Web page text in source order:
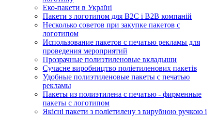
Еко-пакети в Україні
Пакети з логотипом для B2C і B2B компаній
Несколько советов при закупке пакетов с
логотипом
Использование пакетов с печатью рекламы для
проведения мероприятий
Прозрачные полиэтиленовые вкладыши
Сучасне виробництво поліетиленових пакетів
Удобные полиэтиленовые пакеты с печатью
рекламы
Пакеты из полиэтилена с печатью - фирменные
пакеты с логотипом
Якісні пакети з поліетилену з вирубною ручкою і